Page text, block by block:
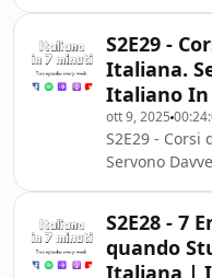
⁠⁠⁠⁠⁠⁠⁠⁠⁠⁠⁠⁠⁠⁠⁠⁠⁠⁠⁠⁠⁠https://bit.ly/
perdere la
studenti
⁠⁠⁠⁠⁠⁠⁠⁠⁠⁠⁠⁠⁠⁠⁠⁠⁠⁠⁠⁠⁠https://bit.ly/
nessun
canale T
S2E29 -
Italiana.
Italiano
ott 9, 2025
S2E29 -
Servono
⁠⁠⁠⁠⁠⁠⁠⁠⁠⁠⁠⁠⁠⁠⁠⁠⁠⁠⁠⁠⁠https://bit.ly/
perdere la
S2E28 - 7
quando
Italiana |